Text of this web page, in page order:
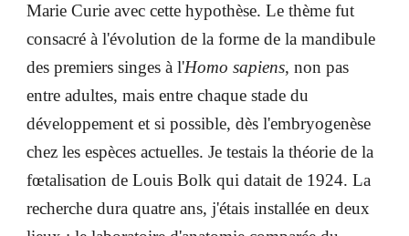
Marie Curie avec cette hypothèse. Le thème fut
consacré à l'évolution de la forme de la mandibule
des premiers singes à l'Homo sapiens, non pas
entre adultes, mais entre chaque stade du
développement et si possible, dès l'embryogenèse
chez les espèces actuelles. Je testais la théorie de la
fœtalisation de Louis Bolk qui datait de 1924. La
recherche dura quatre ans, j'étais installée en deux